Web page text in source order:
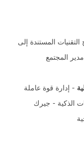
المستندة إلى
- إدارة قوة عاملة
الذكية - جيرك